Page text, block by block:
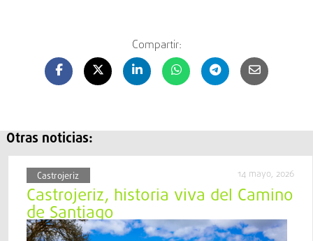
Compartir:
Otras noticias:
Castrojeriz 14 mayo, 2026
Castrojeriz, historia viva del Camino
de Santiago